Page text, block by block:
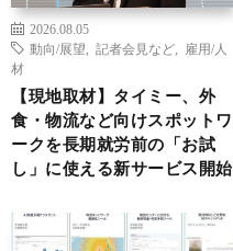
2026.08.05
動向/展望
記者会見など
雇用/人
材
【現地取材】タイミー、外
食・物流など向けスポットワ
ークを長期就労前の「お試
し」に使える新サービス開始